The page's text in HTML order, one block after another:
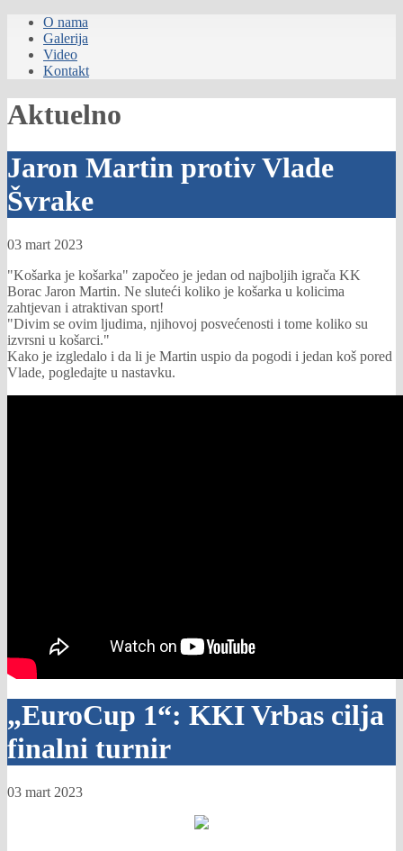
O nama
Galerija
Video
Kontakt
Aktuelno
Jaron Martin protiv Vlade
Švrake
03 mart 2023
"Košarka je košarka" započeo je jedan od najboljih igrača KK
Borac Jaron Martin. Ne sluteći koliko je košarka u kolicima
zahtjevan i atraktivan sport!
"Divim se ovim ljudima, njihovoj posvećenosti i tome koliko su
izvrsni u košarci."
Kako je izgledalo i da li je Martin uspio da pogodi i jedan koš pored
Vlade, pogledajte u nastavku.
„EuroCup 1“: KKI Vrbas cilja
finalni turnir
03 mart 2023